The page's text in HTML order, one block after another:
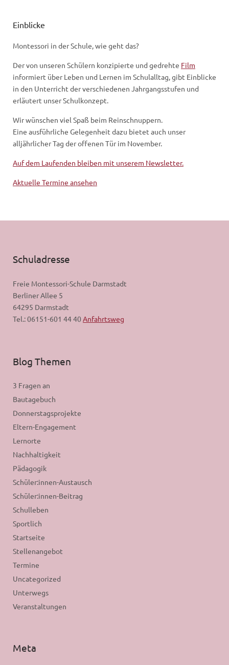
Einblicke
Montessori in der Schule, wie geht das?
Der von unseren Schülern konzipierte und gedrehte Film
informiert über Leben und Lernen im Schulalltag, gibt Einblicke
in den Unterricht der verschiedenen Jahrgangsstufen und
erläutert unser Schulkonzept.
Wir wünschen viel Spaß beim Reinschnuppern.
Eine ausführliche Gelegenheit dazu bietet auch unser
alljährlicher Tag der offenen Tür im November.
Auf dem Laufenden bleiben mit unserem Newsletter.
Aktuelle Termine ansehen
Schuladresse
Freie Montessori-Schule Darmstadt
Berliner Allee 5
64295 Darmstadt
Tel.: 06151-601 44 40Anfahrtsweg
Blog Themen
3 Fragen an
Bautagebuch
Donnerstagsprojekte
Eltern-Engagement
Lernorte
Nachhaltigkeit
Pädagogik
Schüler:innen-Austausch
Schüler:innen-Beitrag
Schulleben
Sportlich
Startseite
Stellenangebot
Termine
Uncategorized
Unterwegs
Veranstaltungen
Meta